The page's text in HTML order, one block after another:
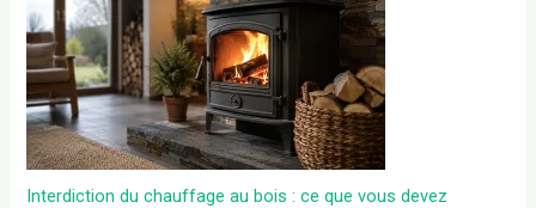
Interdiction du chauffage au bois : ce que vous devez